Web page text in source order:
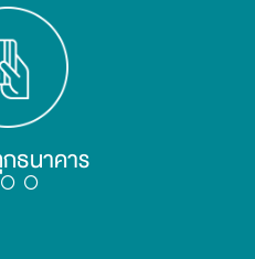
ธนาคาร